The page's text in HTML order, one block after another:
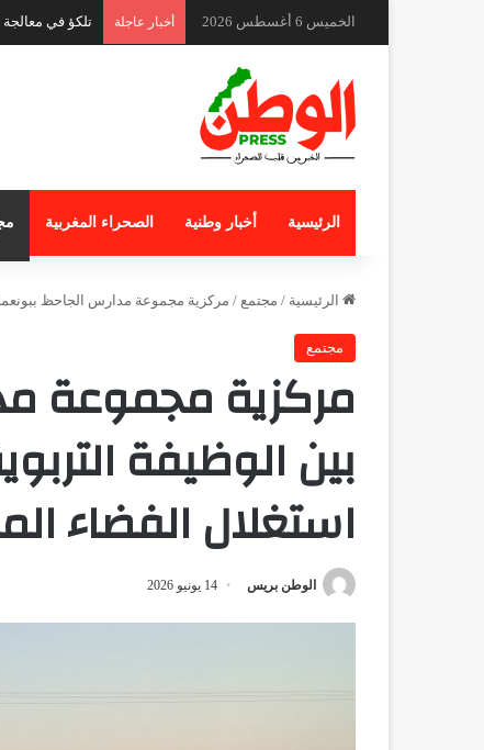
الخميس 6 أغسطس 2026 أخبار عاجلة كواليس حادث
الرئيسية أخبار وطنية الصحراء المغربية
الرئيسية / مجتمع / مركزية مجموعة مدارس الجاحظ
مجتمع
مركزية مجموعة
بين الوظيفة
استغلال الفضاء
الوطن بريس 14 يونيو 2026